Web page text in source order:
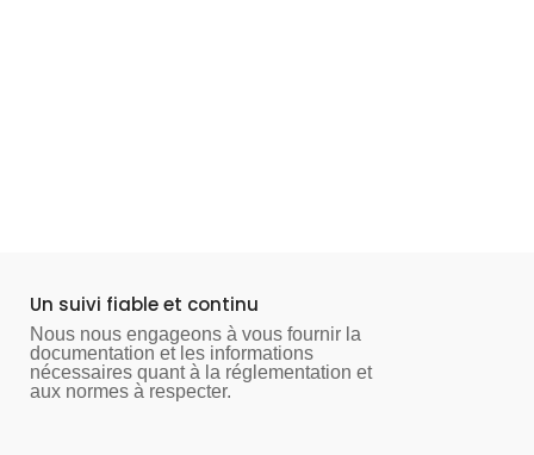
Un suivi fiable et continu
Nous nous engageons à vous fournir la
documentation et les informations
nécessaires quant à la réglementation et
aux normes à respecter.